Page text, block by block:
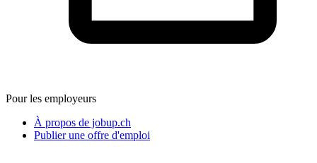
Pour les employeurs
À propos de jobup.ch
Publier une offre d'emploi